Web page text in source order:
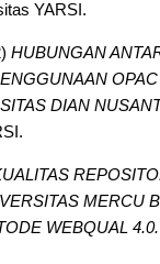
YARSI.
HUBUNGAN
DIAN
MERCU
WEBQUAL 4.0.